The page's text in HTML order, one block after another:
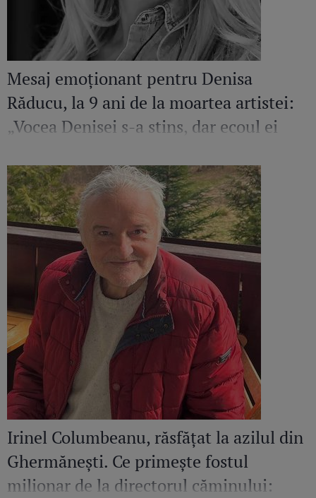
Mesaj emoționant pentru Denisa
Răducu, la 9 ani de la moartea artistei:
„Vocea Denisei s-a stins, dar ecoul ei
Irinel Columbeanu, răsfățat la azilul din
Ghermănești. Ce primește fostul
milionar de la directorul căminului: